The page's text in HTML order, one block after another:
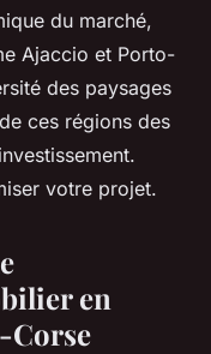
du marché,
Ajaccio et Porto-
des paysages
ces régions des
votre projet.
en
Corse